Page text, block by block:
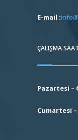
E-mail :
ÇALIŞMA
Pazartesi –
Cumartesi